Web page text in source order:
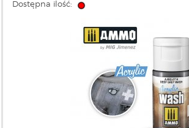
Dostępna ilość: